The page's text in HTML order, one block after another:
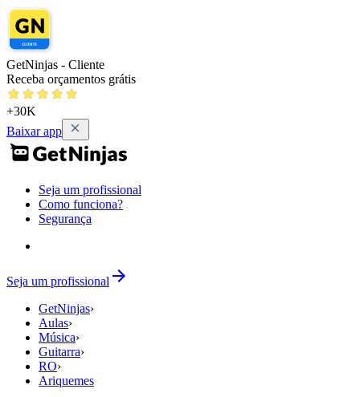
GetNinjas - Cliente
Receba orçamentos grátis
+30K
Baixar app
Seja um profissional
Como funciona?
Segurança
Seja um profissional
GetNinjas›
Aulas›
Música›
Guitarra›
RO›
Ariquemes